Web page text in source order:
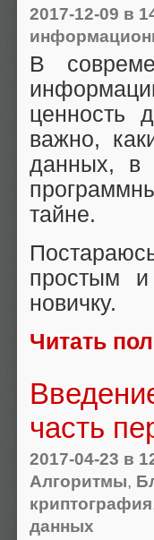
2017-12-09 в
В
ценность
важно,
данных, в
тайне.
простым
новичку.
Читать
часть
2017-04-23 в
Алгоритмы,
криптография
данных